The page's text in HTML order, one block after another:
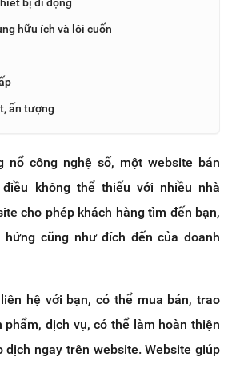
hữu ích và lôi cuốn
ấn tượng
nổ công nghệ số, một website bán
không thể thiếu với nhiều nhà
cho phép khách hàng tìm đến bạn,
hứng cũng như đích đến của doanh
hệ với bạn, có thể mua bán, trao
phẩm, dịch vụ, có thể làm hoàn thiện
dịch ngay trên website. Website giúp